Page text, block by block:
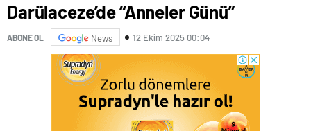
Darülaceze’de “Anneler Günü”
ABONE OL News 12 Ekim 2025 00:04